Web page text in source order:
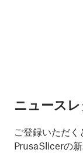
ニュース
ご登録いただく
PrusaSlicerの